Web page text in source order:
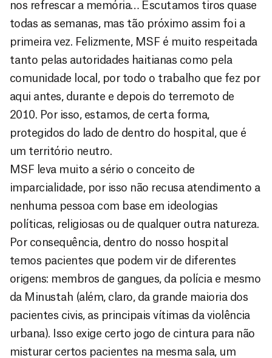
nos refrescar a memória… Escutamos tiros quase
todas as semanas, mas tão próximo assim foi a
primeira vez. Felizmente, MSF é muito respeitada
tanto pelas autoridades haitianas como pela
comunidade local, por todo o trabalho que fez por
aqui antes, durante e depois do terremoto de
2010. Por isso, estamos, de certa forma,
protegidos do lado de dentro do hospital, que é
um território neutro.
MSF leva muito a sério o conceito de
imparcialidade, por isso não recusa atendimento a
nenhuma pessoa com base em ideologias
políticas, religiosas ou de qualquer outra natureza.
Por consequência, dentro do nosso hospital
temos pacientes que podem vir de diferentes
origens: membros de gangues, da polícia e mesmo
da Minustah (além, claro, da grande maioria dos
pacientes civis, as principais vítimas da violência
urbana). Isso exige certo jogo de cintura para não
misturar certos pacientes na mesma sala, um